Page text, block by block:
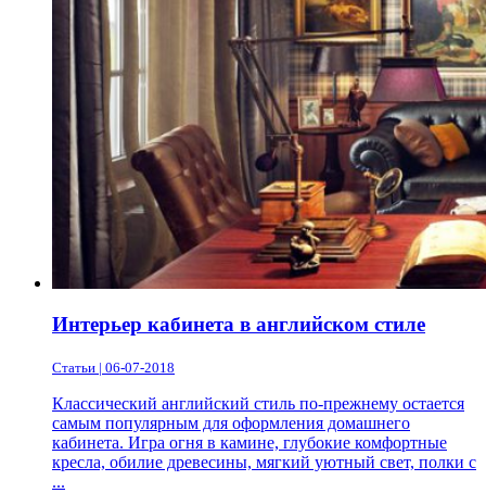
Интерьер кабинета в английском стиле
Статьи | 06-07-2018
Классический английский стиль по-прежнему остается
самым популярным для оформления домашнего
кабинета. Игра огня в камине, глубокие комфортные
кресла, обилие древесины, мягкий уютный свет, полки с
...